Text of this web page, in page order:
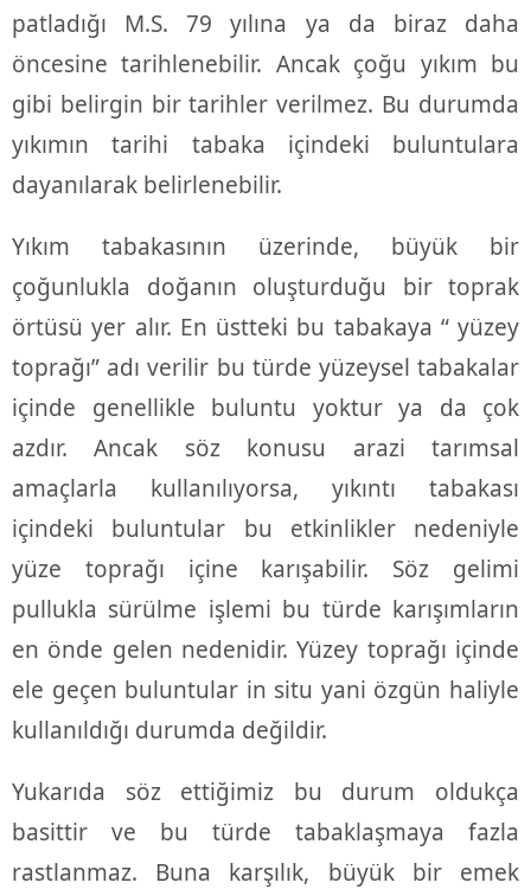
patladığı M.S. 79 yılına ya da biraz daha
öncesine tarihlenebilir. Ancak çoğu yıkım bu
gibi belirgin bir tarihler verilmez. Bu durumda
yıkımın tarihi tabaka içindeki buluntulara
dayanılarak belirlenebilir.
Yıkım tabakasının üzerinde, büyük bir
çoğunlukla doğanın oluşturduğu bir toprak
örtüsü yer alır. En üstteki bu tabakaya “ yüzey
toprağı” adı verilir bu türde yüzeysel tabakalar
içinde genellikle buluntu yoktur ya da çok
azdır. Ancak söz konusu arazi tarımsal
amaçlarla kullanılıyorsa, yıkıntı tabakası
içindeki buluntular bu etkinlikler nedeniyle
yüze toprağı içine karışabilir. Söz gelimi
pullukla sürülme işlemi bu türde karışımların
en önde gelen nedenidir. Yüzey toprağı içinde
ele geçen buluntular in situ yani özgün haliyle
kullanıldığı durumda değildir.
Yukarıda söz ettiğimiz bu durum oldukça
basittir ve bu türde tabaklaşmaya fazla
rastlanmaz. Buna karşılık, büyük bir emek